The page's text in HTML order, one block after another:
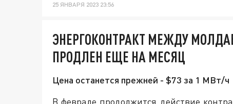
25 ЯНВАРЯ 2023 23:56
ЭНЕРГОКОНТРАКТ МЕЖДУ
ПРОДЛЕН ЕЩЕ НА МЕСЯЦ
Цена останется прежней - $73 за 1 МВт/ч
В феврале продолжится действие